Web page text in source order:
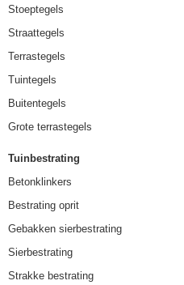
Stoeptegels
Straattegels
Terrastegels
Tuintegels
Buitentegels
Grote terrastegels
Tuinbestrating
Betonklinkers
Bestrating oprit
Gebakken sierbestrating
Sierbestrating
Strakke bestrating